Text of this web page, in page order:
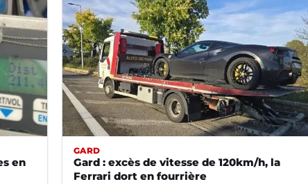
en
GARD
Gard : excès de vitesse de 120km/h, la
Ferrari dort en fourrière